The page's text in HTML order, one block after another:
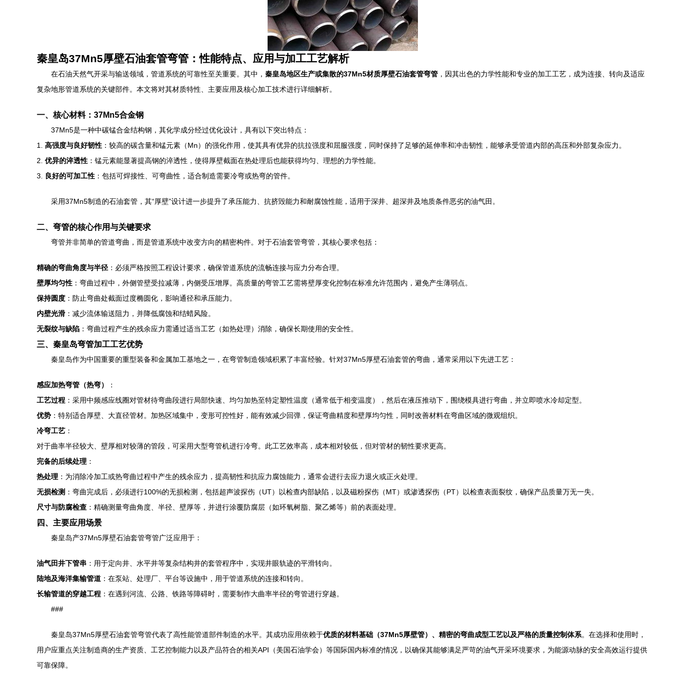
秦皇岛37Mn5厚壁石油套管弯管：性能特点、应用与加工工艺解析
在石油天然气开采与输送领域，管道系统的可靠性至关重要。其中， 秦皇岛地区生产或集散的37Mn5材质厚壁石油套管弯管 ，因其出色的力学性能和专业的加工工艺，成为连接、转向及适应
复杂地形管道系统的关键部件。本文将对其材质特性、主要应用及核心加工技术进行详细解析。
一、核心材料：37Mn5合金钢
37Mn5是一种中碳锰合金结构钢，其化学成分经过优化设计，具有以下突出特点：
1. 高强度与良好韧性 ：较高的碳含量和锰元素（Mn）的强化作用，使其具有优异的抗拉强度和屈服强度，同时保持了足够的延伸率和冲击韧性，能够承受管道内部的高压和外部复杂应力。
2. 优异的淬透性 ：锰元素能显著提高钢的淬透性，使得厚壁截面在热处理后也能获得均匀、理想的力学性能。
3.
良好的可加工性 ：包括可焊接性、可弯曲性，适合制造需要冷弯或热弯的管件。
采用37Mn5制造的石油套管，其“厚壁”设计进一步提升了承压能力、抗挤毁能力和耐腐蚀性能，适用于深井、超深井及地质条件恶劣的油气田。
二、弯管的核心作用与关键要求
弯管并非简单的管道弯曲，而是管道系统中改变方向的精密构件。对于石油套管弯管，其核心要求包括：
精确的弯曲角度与半径 ：必须严格按照工程设计要求，确保管道系统的流畅连接与应力分布合理。
壁厚均匀性 ：弯曲过程中，外侧管壁受拉减薄，内侧受压增厚。高质量的弯管工艺需将壁厚变化控制在标准允许范围内，避免产生薄弱点。
保持圆度 ：防止弯曲处截面过度椭圆化，影响通径和承压能力。
内壁光滑 ：减少流体输送阻力，并降低腐蚀和结蜡风险。
无裂纹与缺陷 ：弯曲过程产生的残余应力需通过适当工艺（如热处理）消除，确保长期使用的安全性。
三、秦皇岛弯管加工工艺优势
秦皇岛作为中国重要的重型装备和金属加工基地之一，在弯管制造领域积累了丰富经验。针对37Mn5厚壁石油套管的弯曲，通常采用以下先进工艺：
感应加热弯管（热弯）
：
工艺过程 ：采用中频感应线圈对管材待弯曲段进行局部快速、均匀加热至特定塑性温度（通常低于相变温度），然后在液压推动下，围绕模具进行弯曲，并立即喷水冷却定型。
优势 ：特别适合厚壁、大直径管材。加热区域集中，变形可控性好，能有效减少回弹，保证弯曲精度和壁厚均匀性，同时改善材料在弯曲区域的微观组织。
冷弯工艺 ：
对于曲率半径较大、壁厚相对较薄的管段，可采用大型弯管机进行冷弯。此工艺效率高，成本相对较低，但对管材的韧性要求更高。
完备的后续处理 ：
热处理 ：为消除冷加工或热弯曲过程中产生的残余应力，提高韧性和抗应力腐蚀能力，通常会进行去应力退火或正火处理。
无损检测 ：弯曲完成后，必须进行100%的无损检测，包括超声波探伤（UT）以检查内部缺陷，以及磁粉探伤（MT）或渗透探伤（PT）以检查表面裂纹，确保产品质量万无一失。
尺寸与防腐检查 ：精确测量弯曲角度、半径、壁厚等，并进行涂覆防腐层（如环氧树脂、聚乙烯等）前的表面处理。
四、主要应用场景
秦皇岛产37Mn5厚壁石油套管弯管广泛应用于：
油气田井下管串 ：用于定向井、水平井等复杂结构井的套管程序中，实现井眼轨迹的平滑转向。
陆地及海洋集输管道 ：在泵站、处理厂、平台等设施中，用于管道系统的连接和转向。
长输管道的穿越工程 ：在遇到河流、公路、铁路等障碍时，需要制作大曲率半径的弯管进行穿越。
###
秦皇岛37Mn5厚壁石油套管弯管代表了高性能管道部件制造的水平。其成功应用依赖于优质的材料基础（37Mn5厚壁管）、精密的弯曲成型工艺以及严格的质量控制体系。在选择和使用时，
用户应重点关注制造商的生产资质、工艺控制能力以及产品符合的相关API（美国石油学会）等国际国内标准的情况，以确保其能够满足严苛的油气开采环境要求，为能源动脉的安全高效运行提供
可靠保障。